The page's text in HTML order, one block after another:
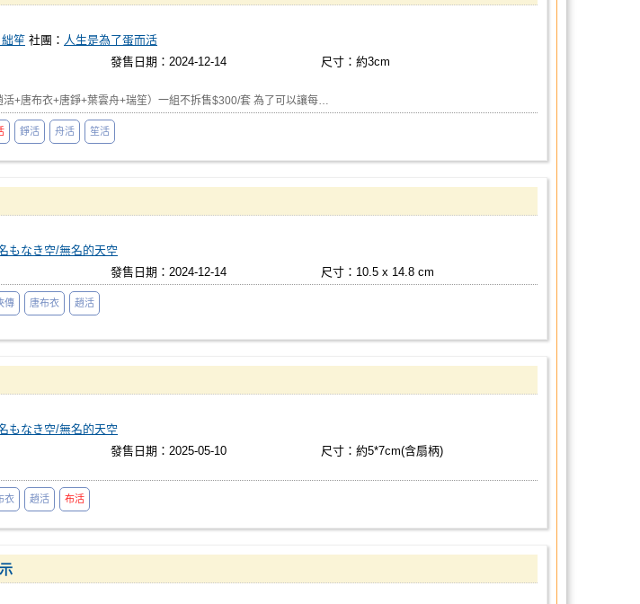
笙 社團： 人生是為了蛋而活
發售日期：2024-12-14
尺寸：約3cm
活+唐布衣+唐錚+葉雲舟+瑞笙）一組不拆售$300/套 為了可以讓每…
錚活 舟活 笙活
もなき空/無名的天空
發售日期：2024-12-14 尺寸：10.5 x 14.8 cm
傳 唐布衣 趙活
もなき空/無名的天空
發售日期：2025-05-10
尺寸：約5*7cm(含扇柄)
衣 趙活 布活